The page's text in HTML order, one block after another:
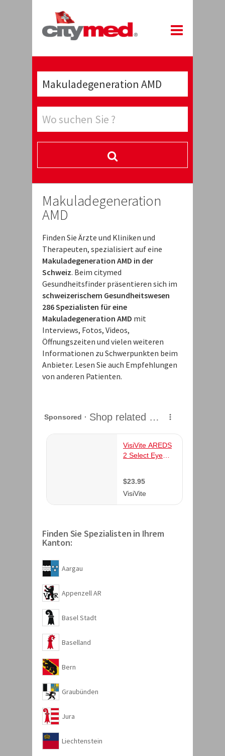
Makuladegeneration
AMD
Finden Sie Ärzte und Kliniken und
Therapeuten, spezialisiert auf eine
Makuladegeneration AMD in der
Schweiz. Beim citymed
Gesundheitsfinder präsentieren sich im
schweizerischem Gesundheitswesen
286 Spezialisten für eine
Makuladegeneration AMD mit
Interviews, Fotos, Videos,
Öffnungszeiten und vielen weiteren
Informationen zu Schwerpunkten beim
Anbieter. Lesen Sie auch Empfehlungen
von anderen Patienten.
Finden Sie Spezialisten in Ihrem
Kanton:
Aargau
Appenzell AR
Basel Stadt
Baselland
Bern
Graubünden
Jura
Liechtenstein